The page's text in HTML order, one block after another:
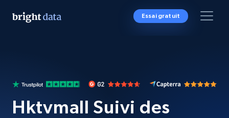
Essai gratuit
Hktvmall Suivi des